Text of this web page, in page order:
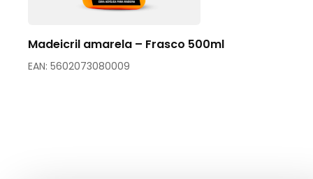
Madeicril amarela – Frasco 500ml
EAN: 5602073080009